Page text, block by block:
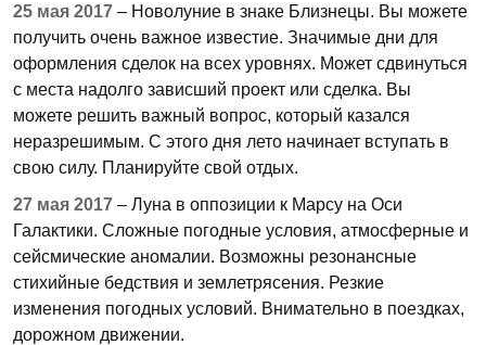
25 мая 2017 – Новолуние в знаке Близнецы. Вы можете
получить очень важное известие. Значимые дни для
оформления сделок на всех уровнях. Может сдвинуться
с места надолго зависший проект или сделка. Вы
можете решить важный вопрос, который казался
неразрешимым. С этого дня лето начинает вступать в
свою силу. Планируйте свой отдых.
27 мая 2017 – Луна в оппозиции к Марсу на Оси
Галактики. Сложные погодные условия, атмосферные и
сейсмические аномалии. Возможны резонансные
стихийные бедствия и землетрясения. Резкие
изменения погодных условий. Внимательно в поездках,
дорожном движении.